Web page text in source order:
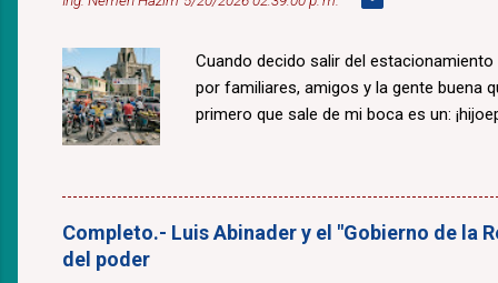
Cuando decido salir del
por familiares, amigos y la gente buena
primero que sale de mi boca es un:
Completo.- Luis Abinader y el "Gobierno de la
del poder